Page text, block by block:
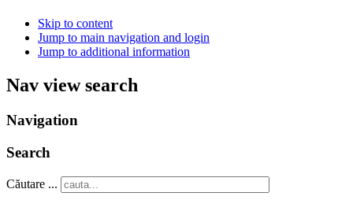
Skip to content
Jump to main navigation and login
Jump to additional information
Nav view search
Navigation
Search
Căutare ...